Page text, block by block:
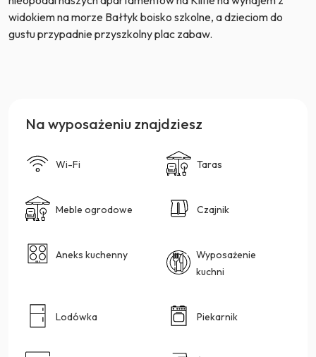
widokiem na morze Bałtyk boisko szkolne, a dzieciom do
gustu przypadnie przyszkolny plac zabaw.
Na wyposażeniu znajdziesz
Wi-Fi Taras
Meble ogrodowe Czajnik
Aneks kuchenny
Wyposażenie
kuchni
Lodówka Piekarnik